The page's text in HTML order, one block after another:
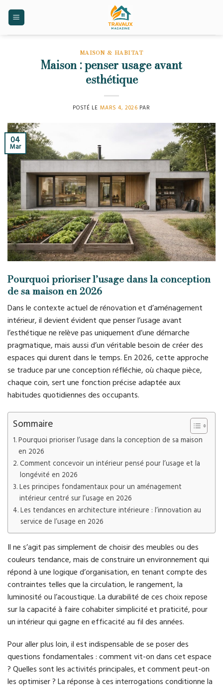
MAISON & HABITAT
Maison : penser usage avant
esthétique
POSTÉ LE MARS 4, 2026 PAR
04
Mar
Pourquoi prioriser l’usage dans la conception
de sa maison en 2026
Dans le contexte actuel de rénovation et d’aménagement
intérieur, il devient évident que penser l’usage avant
l’esthétique ne relève pas uniquement d’une démarche
pragmatique, mais aussi d’un véritable besoin de créer des
espaces qui durent dans le temps. En 2026, cette approche
se traduce par une conception réfléchie, où chaque pièce,
chaque coin, sert une fonction précise adaptée aux
habitudes quotidiennes des occupants.
Sommaire
Pourquoi prioriser l’usage dans la conception de sa maison
en 2026
Comment concevoir un intérieur pensé pour l’usage et la
longévité en 2026
Les principes fondamentaux pour un aménagement
intérieur centré sur l’usage en 2026
Les tendances en architecture intérieure : l’innovation au
service de l’usage en 2026
Il ne s’agit pas simplement de choisir des meubles ou des
couleurs tendance, mais de construire un environnement qui
répond à une logique d’organisation, en tenant compte des
contraintes telles que la circulation, le rangement, la
luminosité ou l’acoustique. La durabilité de ces choix repose
sur la capacité à faire cohabiter simplicité et praticité, pour
un intérieur qui gagne en efficacité au fil des années.
Pour aller plus loin, il est indispensable de se poser des
questions fondamentales : comment vit-on dans cet espace
? Quelles sont les activités principales, et comment peut-on
les optimiser ? La réponse à ces interrogations conditionne la